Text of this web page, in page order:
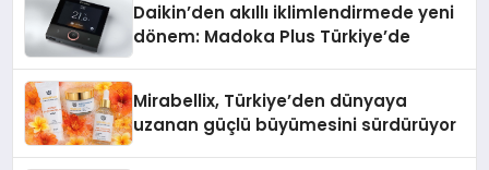
Daikin’den akıllı iklimlendirmede yeni
dönem: Madoka Plus Türkiye’de
Mirabellix, Türkiye’den dünyaya
uzanan güçlü büyümesini sürdürüyor